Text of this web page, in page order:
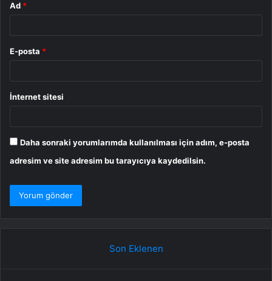
Ad *
E-posta *
İnternet sitesi
Daha sonraki yorumlarımda kullanılması için adım, e-posta
adresim ve site adresim bu tarayıcıya kaydedilsin.
Son Eklenen